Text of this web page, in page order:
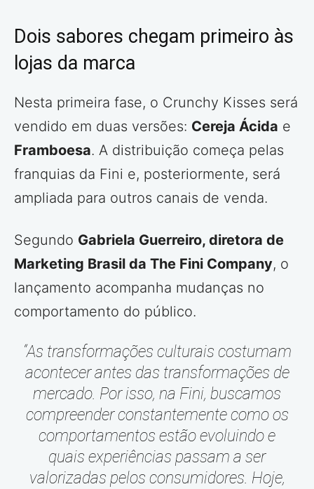
Dois sabores chegam primeiro às
lojas da marca
Nesta primeira fase, o Crunchy Kisses será
vendido em duas versões: Cereja Ácida e
Framboesa. A distribuição começa pelas
franquias da Fini e, posteriormente, será
ampliada para outros canais de venda.
Segundo Gabriela Guerreiro, diretora de
Marketing Brasil da The Fini Company, o
lançamento acompanha mudanças no
comportamento do público.
“As transformações culturais costumam
acontecer antes das transformações de
mercado. Por isso, na Fini, buscamos
compreender constantemente como os
comportamentos estão evoluindo e
quais experiências passam a ser
valorizadas pelos consumidores. Hoje,